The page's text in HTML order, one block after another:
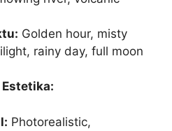
Golden hour, misty
rainy day, full moon
Estetika:
Photorealistic,